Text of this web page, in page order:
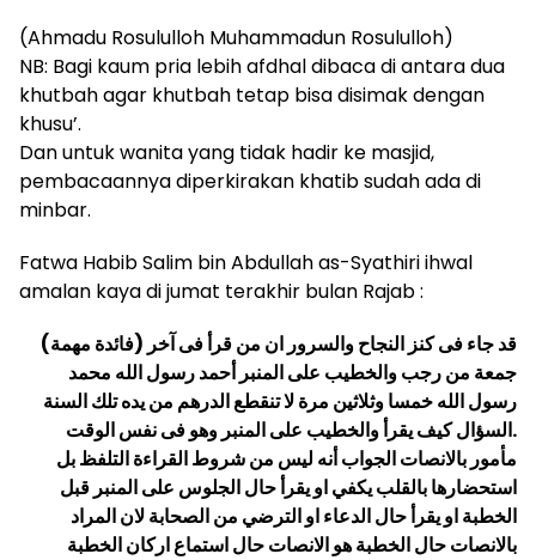
(Ahmadu Rosululloh Muhammadun Rosululloh)
NB: Bagi kaum pria lebih afdhal dibaca di antara dua
khutbah agar khutbah tetap bisa disimak dengan
khusu’.
Dan untuk wanita yang tidak hadir ke masjid,
pembacaannya diperkirakan khatib sudah ada di
minbar.
Fatwa Habib Salim bin Abdullah as-Syathiri ihwal
amalan kaya di jumat terakhir bulan Rajab :
(فائدة مهمة) قد جاء فى كنز النجاح والسرور ان من قرأ فى آخر
جمعة من رجب والخطيب على المنبر أحمد رسول الله محمد
رسول الله خمسا وثلاثين مرة لا تنقطع الدرهم من يده تلك السنة
.السؤال كيف يقرأ والخطيب على المنبر وهو فى نفس الوقت
مأمور بالانصات الجواب أنه ليس من شروط القراءة التلفظ بل
استحضارها بالقلب يكفي او يقرأ حال الجلوس على المنبر قبل
الخطبة او يقرأ حال الدعاء او الترضي من الصحابة لان المراد
بالانصات حال الخطبة هو الانصات حال استماع اركان الخطبة